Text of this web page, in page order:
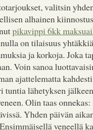
valitsin
alhainen
pikavippi 6kk
on tilaisuus
ja korkoja. Joka
Voin sanoa
ajattelematta
tuntia lähetyksen
Olin taas
Yhden päivän
veneellä